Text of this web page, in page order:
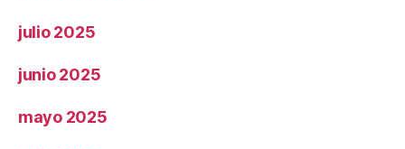
julio 2025
junio 2025
mayo 2025